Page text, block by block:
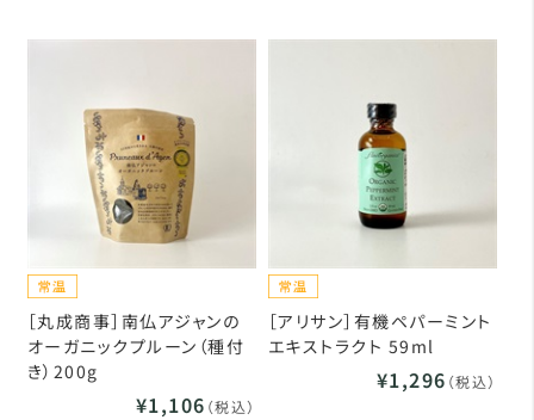
［丸成商事］南仏アジャンの
オーガニックプルーン（種付
き）200g
¥1,106 （税込）
［アリサン］有機ペパーミント
エキストラクト 59ml
¥1,296 （税込）